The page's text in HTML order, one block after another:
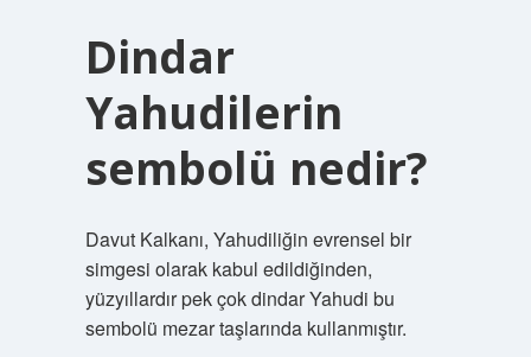
Dindar
Yahudilerin
sembolü nedir?
Davut Kalkanı, Yahudiliğin evrensel bir
simgesi olarak kabul edildiğinden,
yüzyıllardır pek çok dindar Yahudi bu
sembolü mezar taşlarında kullanmıştır.